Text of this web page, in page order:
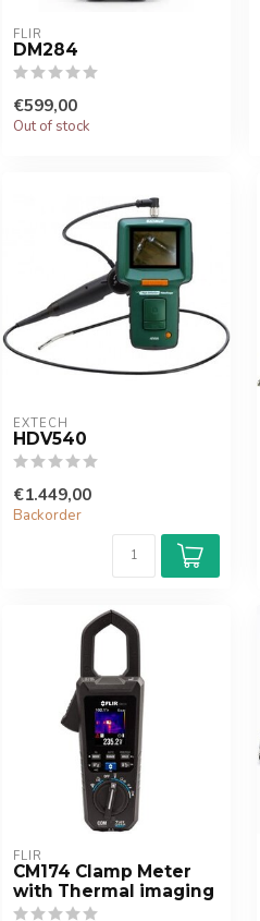
FLIR
DM284
€599,00
Out of stock
EXTECH
HDV540
€1.449,00
Backorder
FLIR
CM174 Clamp Meter
with Thermal imaging